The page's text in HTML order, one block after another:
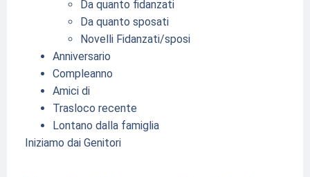
Da quanto fidanzati
Da quanto sposati
Novelli Fidanzati/sposi
Anniversario
Compleanno
Amici di
Trasloco recente
Lontano dalla famiglia
Iniziamo dai Genitori